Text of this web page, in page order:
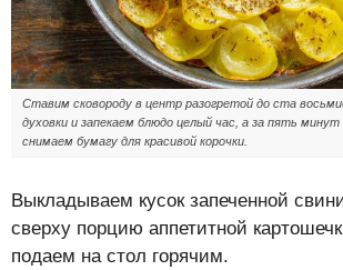
Ставим сковороду в центр разогретой до ста
духовки и запекаем блюдо целый час, а за пять
снимаем бумагу для красивой корочки.
Выкладываем кусок запеченной
сверху порцию аппетитной
подаем на стол горячим.